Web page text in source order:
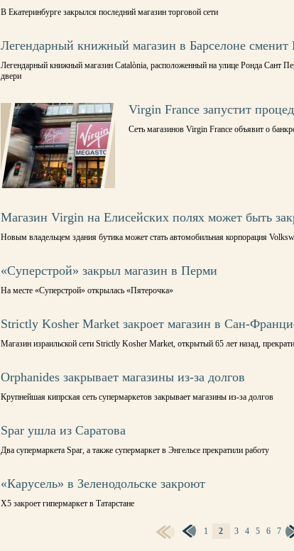
В Екатеринбурге закрылся последний магазин торговой сети
Легендарный книжный магазин в Барселоне сменит
Легендарный книжный магазин Catalònia, расположенный на улице Ронда Сант
двери
Virgin France запустит
Сеть магазинов Virgin France объявит о
Магазин Virgin на Елисейских полях может быть
Новым владельцем здания бутика может стать автомобильная корпорация
«Суперстрой» закрыл магазин в Перми
На месте «Суперстрой» открылась «Пятерочка»
Strictly Kosher Market закроет магазин в Сан-
Магазин израильской сети Strictly Kosher Market, открытый 65 лет назад,
Orphanides закрывает магазины из-за долгов
Крупнейшая кипрская сеть супермаркетов закрывает магазины из-за долгов
Spar ушла из Саратова
Два супермаркета Spar, а также супермаркет в Энгельсе прекратили работу
«Карусель» в Зеленодольске закроют
X5 закроет гипермаркет в Татарстане
1 2 3 4 5 6 7